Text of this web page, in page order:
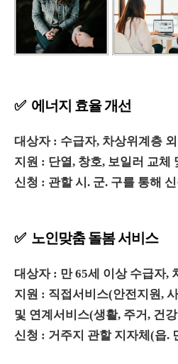
✅ 에너지 효율 개선
대상자 : 수급자, 차상위계층
지원 : 단열, 창호, 보일러 교체
신청 : 관할 시. 군. 구를 통해
✅ 노인맞춤 돌봄 서비스
대상자 : 만 65세 이상 수급자,
지원 : 직접서비스(안전지원,
및 연계서비스(생활, 주거, 건
신청 : 거주지 관할 지자체(읍.